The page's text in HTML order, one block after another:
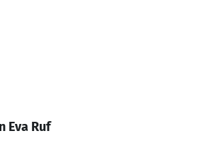
Eva Ruf